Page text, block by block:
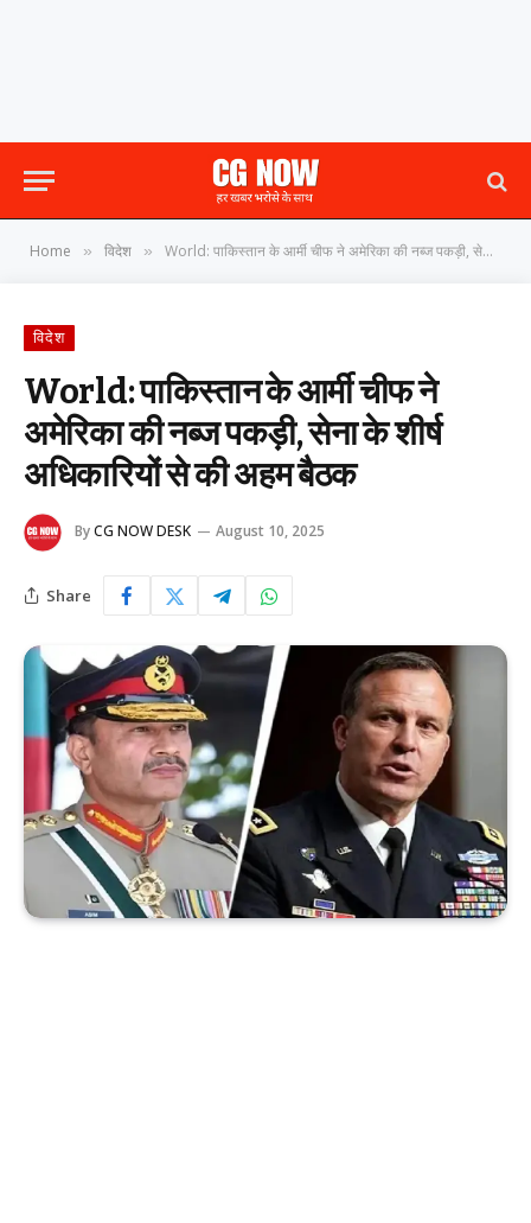
Home » विदेश » World: पाकिस्तान के आर्मी चीफ ने अमेरिका की नब्ज पकड़ी, सेना के शीर्ष अधिकारियों से की अहम बैठक
विदेश
World: पाकिस्तान के आर्मी चीफ ने
अमेरिका की नब्ज पकड़ी, सेना के शीर्ष
अधिकारियों से की अहम बैठक
ByCG NOW DESK August 10, 2025
Share